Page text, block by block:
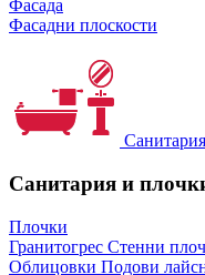
Фасада
Фасадни плоскости
Санитария и
Плочки
Гранитогрес Стенни
Облицовки Подови